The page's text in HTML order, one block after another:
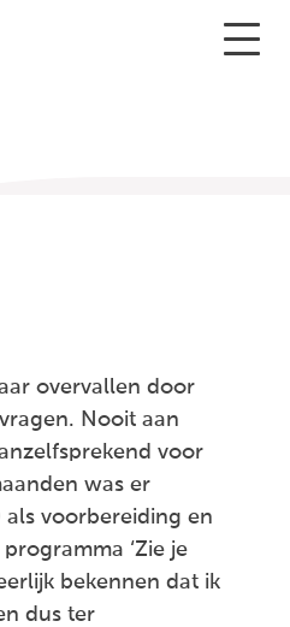
overvallen door
Nooit aan
voor
was er
voorbereiding en
‘Zie je
bekennen dat ik
dus ter